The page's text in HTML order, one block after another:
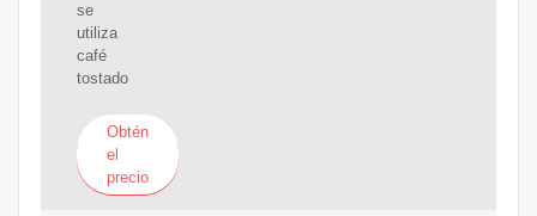
se
utiliza
café
tostado
Obtén
el
precio